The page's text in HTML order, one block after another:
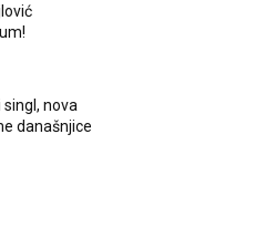
singl, nova
današnjice